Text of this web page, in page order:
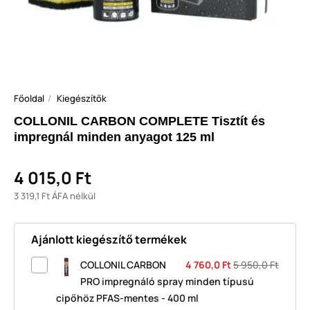
Főoldal Kiegészítők
COLLONIL CARBON COMPLETE Tisztít és
impregnál minden anyagot 125 ml
4 015,0 Ft
3 319,1 Ft ÁFA nélkül
Ajánlott kiegészítő termékek
4 760,0 Ft5 950,0 Ft
COLLONIL CARBON
PRO impregnáló spray minden típusú
cipőhöz PFAS-mentes - 400 ml